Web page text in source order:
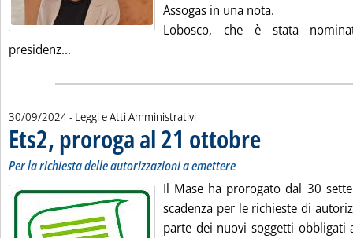
Assogas in una nota.
Lobosco, che è stata
presidenz...
30/09/2024- Leggi e Atti Amministrativi
Ets2, proroga al 21 ottobre
Per la richiesta delle autorizzazioni a emettere
Il Mase ha prorogato dal 30
scadenza per le richieste di
parte dei nuovi soggetti obbligati